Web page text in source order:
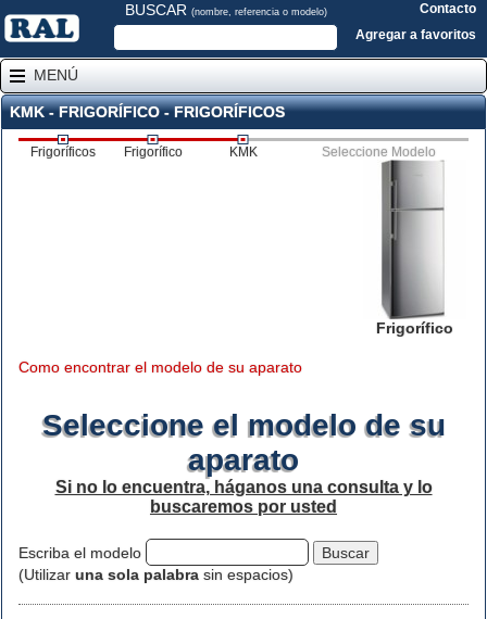
BUSCAR (nombre, referencia o modelo)
Contacto
Agregar a favoritos
MENÚ
KMK - FRIGORÍFICO - FRIGORÍFICOS
Frigoríficos Frigorífico KMK Seleccione Modelo
Frigorífico
Como encontrar el modelo de su aparato
Seleccione el modelo de su
aparato
Si no lo encuentra, háganos una consulta y lo
buscaremos por usted
Escriba el modelo
(Utilizar una sola palabra sin espacios)